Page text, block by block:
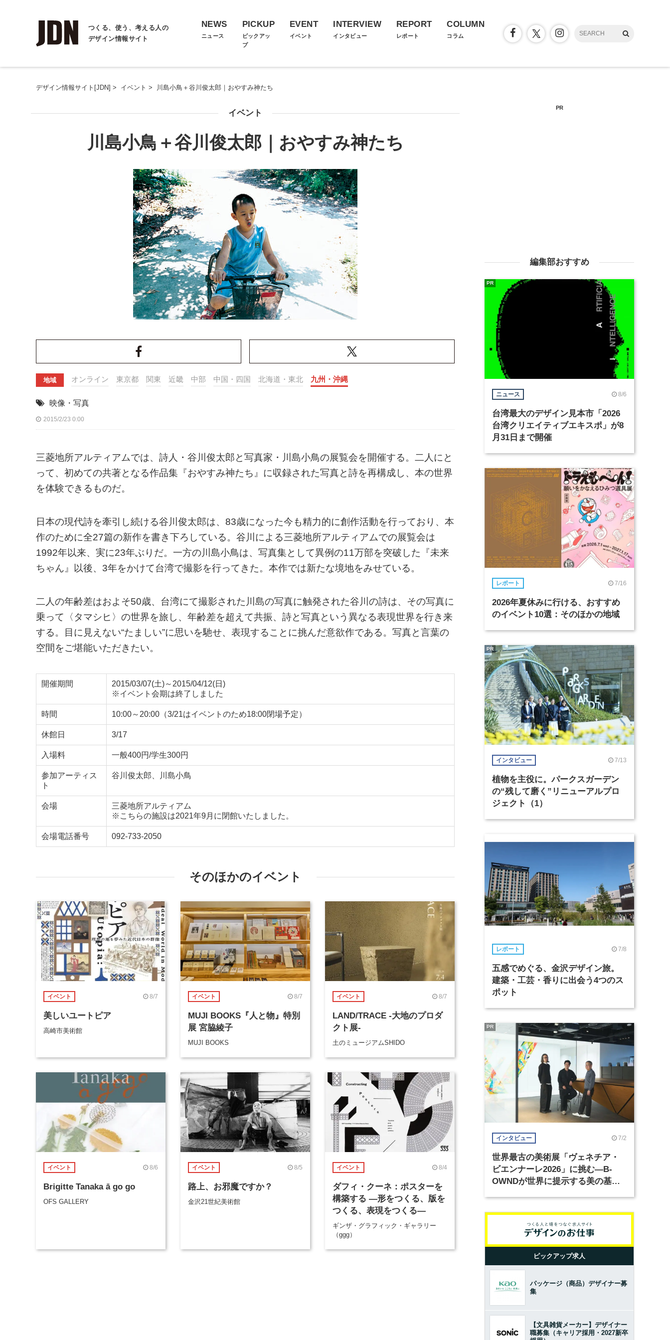
つくる、使う、考える人の
デザイン情報サイト
NEWS
ニュース
PICKUP
ピックアッ
プ
EVENT
イベント
INTERVIEW
インタビュー
REPORT
レポート
COLUMN
コラム
デザイン情報サイト[JDN] > イベント > 川島小鳥＋谷川俊太郎｜おやすみ神たち
イベント
川島小鳥＋谷川俊太郎｜おやすみ神たち
地域 オンライン 東京都 関東 近畿 中部 中国・四国 北海道・東北 九州・沖縄
映像・写真
2015/2/23 0:00
三菱地所アルティアムでは、詩人・谷川俊太郎と写真家・川島小鳥の展覧会を開催する。二人にと
って、初めての共著となる作品集『おやすみ神たち』に収録された写真と詩を再構成し、本の世界
を体験できるものだ。
日本の現代詩を牽引し続ける谷川俊太郎は、83歳になった今も精力的に創作活動を行っており、本
作のために全27篇の新作を書き下ろしている。谷川による三菱地所アルティアムでの展覧会は
1992年以来、実に23年ぶりだ。一方の川島小鳥は、写真集として異例の11万部を突破した『未来
ちゃん』以後、3年をかけて台湾で撮影を行ってきた。本作では新たな境地をみせている。
二人の年齢差はおよそ50歳、台湾にて撮影された川島の写真に触発された谷川の詩は、その写真に
乗って〈タマシヒ〉の世界を旅し、年齢差を超えて共振、詩と写真という異なる表現世界を行き来
する。目に見えない“たましい”に思いを馳せ、表現することに挑んだ意欲作である。写真と言葉の
空間をご堪能いただきたい。
開催期間
2015/03/07(土)～2015/04/12(日)
※イベント会期は終了しました
時間 10:00～20:00（3/21はイベントのため18:00閉場予定）
休館日 3/17
入場料 一般400円/学生300円
参加アーティス
ト
谷川俊太郎、川島小鳥
会場
三菱地所アルティアム
※こちらの施設は2021年9月に閉館いたしました。
会場電話番号 092-733-2050
そのほかのイベント
イベント 8/7
美しいユートピア
高崎市美術館
イベント 8/7
MUJI BOOKS『人と物』特別
展 宮脇綾子
MUJI BOOKS
イベント 8/7
LAND/TRACE -大地のプロダ
クト展-
土のミュージアムSHIDO
イベント 8/6
Brigitte Tanaka ā go go
OFS GALLERY
イベント 8/5
路上、お邪魔ですか？
金沢21世紀美術館
イベント 8/4
ダフィ・クーネ：ポスターを
構築する ―形をつくる、版を
つくる、表現をつくる―
ギンザ・グラフィック・ギャラリー
（ggg）
PR
編集部おすすめ
ニュース 8/6
台湾最大のデザイン見本市「2026
台湾クリエイティブエキスポ」が8
月31日まで開催
PR
レポート 7/16
2026年夏休みに行ける、おすすめ
のイベント10選：そのほかの地域
インタビュー 7/13
植物を主役に。パークスガーデン
の“残して磨く”リニューアルプロ
ジェクト（1）
PR
レポート 7/8
五感でめぐる、金沢デザイン旅。
建築・工芸・香りに出会う4つのス
ポット
インタビュー 7/2
世界最古の美術展「ヴェネチア・
ビエンナーレ2026」に挑む―B-
OWNDが世界に提示する美の基準
PR
ピックアップ求人
パッケージ（商品）デザイナー募
集
【文具雑貨メーカー】デザイナー
職募集（キャリア採用・2027新卒